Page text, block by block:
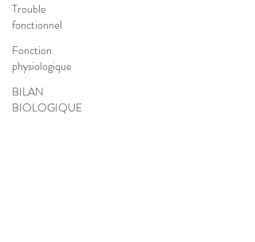
Trouble
fonctionnel
Fonction
physiologique
BILAN
BIOLOGIQUE